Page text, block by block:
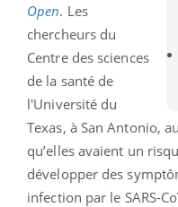
Open. Les
chercheurs du
Centre des sciences
de la santé de
l'Université du
Texas, à San Antonio,
qu’elles avaient un
développer des
infection par le SARS-